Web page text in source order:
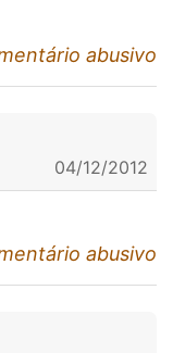
abusivo
04/12/2012
abusivo